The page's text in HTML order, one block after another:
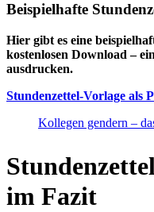
Beispielhafte
Hier gibt es eine
kostenlosen Download –
ausdrucken.
Stundenzettel-Vorlage als
Kollegen gendern –
im Fazit